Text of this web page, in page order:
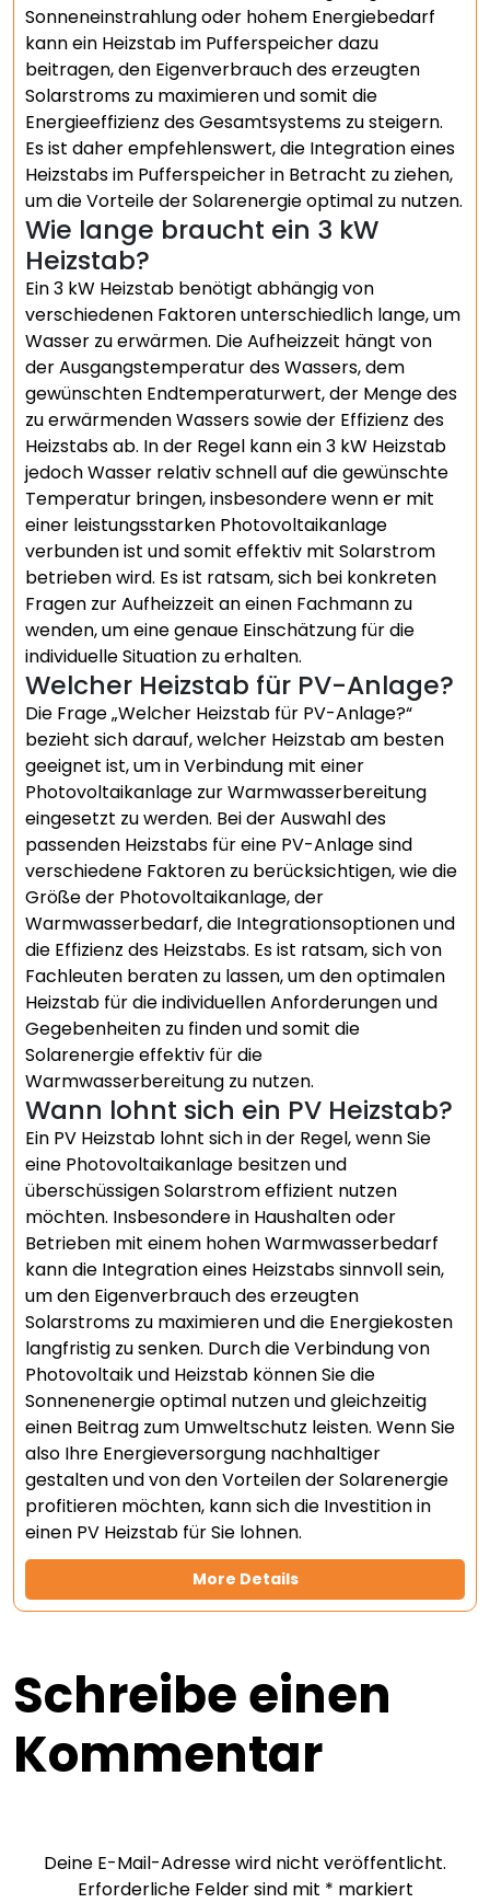
Sonneneinstrahlung oder hohem Energiebedarf
kann ein Heizstab im Pufferspeicher dazu
beitragen, den Eigenverbrauch des erzeugten
Solarstroms zu maximieren und somit die
Energieeffizienz des Gesamtsystems zu steigern.
Es ist daher empfehlenswert, die Integration eines
Heizstabs im Pufferspeicher in Betracht zu ziehen,
um die Vorteile der Solarenergie optimal zu nutzen.
Wie lange braucht ein 3 kW
Heizstab?
Ein 3 kW Heizstab benötigt abhängig von
verschiedenen Faktoren unterschiedlich lange, um
Wasser zu erwärmen. Die Aufheizzeit hängt von
der Ausgangstemperatur des Wassers, dem
gewünschten Endtemperaturwert, der Menge des
zu erwärmenden Wassers sowie der Effizienz des
Heizstabs ab. In der Regel kann ein 3 kW Heizstab
jedoch Wasser relativ schnell auf die gewünschte
Temperatur bringen, insbesondere wenn er mit
einer leistungsstarken Photovoltaikanlage
verbunden ist und somit effektiv mit Solarstrom
betrieben wird. Es ist ratsam, sich bei konkreten
Fragen zur Aufheizzeit an einen Fachmann zu
wenden, um eine genaue Einschätzung für die
individuelle Situation zu erhalten.
Welcher Heizstab für PV-Anlage?
Die Frage „Welcher Heizstab für PV-Anlage?“
bezieht sich darauf, welcher Heizstab am besten
geeignet ist, um in Verbindung mit einer
Photovoltaikanlage zur Warmwasserbereitung
eingesetzt zu werden. Bei der Auswahl des
passenden Heizstabs für eine PV-Anlage sind
verschiedene Faktoren zu berücksichtigen, wie die
Größe der Photovoltaikanlage, der
Warmwasserbedarf, die Integrationsoptionen und
die Effizienz des Heizstabs. Es ist ratsam, sich von
Fachleuten beraten zu lassen, um den optimalen
Heizstab für die individuellen Anforderungen und
Gegebenheiten zu finden und somit die
Solarenergie effektiv für die
Warmwasserbereitung zu nutzen.
Wann lohnt sich ein PV Heizstab?
Ein PV Heizstab lohnt sich in der Regel, wenn Sie
eine Photovoltaikanlage besitzen und
überschüssigen Solarstrom effizient nutzen
möchten. Insbesondere in Haushalten oder
Betrieben mit einem hohen Warmwasserbedarf
kann die Integration eines Heizstabs sinnvoll sein,
um den Eigenverbrauch des erzeugten
Solarstroms zu maximieren und die Energiekosten
langfristig zu senken. Durch die Verbindung von
Photovoltaik und Heizstab können Sie die
Sonnenenergie optimal nutzen und gleichzeitig
einen Beitrag zum Umweltschutz leisten. Wenn Sie
also Ihre Energieversorgung nachhaltiger
gestalten und von den Vorteilen der Solarenergie
profitieren möchten, kann sich die Investition in
einen PV Heizstab für Sie lohnen.
More Details
Schreibe einen
Kommentar
Deine E-Mail-Adresse wird nicht veröffentlicht.
Erforderliche Felder sind mit * markiert